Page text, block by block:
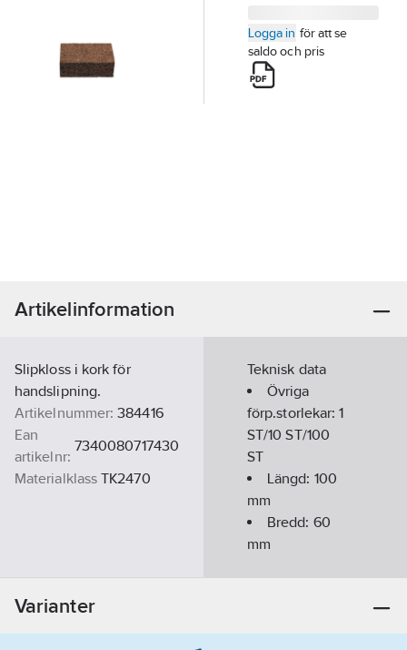
Logga in för att se
saldo och pris
Artikelinformation
Slipkloss i kork för
handslipning.
Artikelnummer: 384416
Ean
artikelnr:
7340080717430
Materialklass TK2470
Teknisk data
Övriga
förp.storlekar:1
ST/10 ST/100
ST
Längd: 100
mm
Bredd: 60
mm
Varianter